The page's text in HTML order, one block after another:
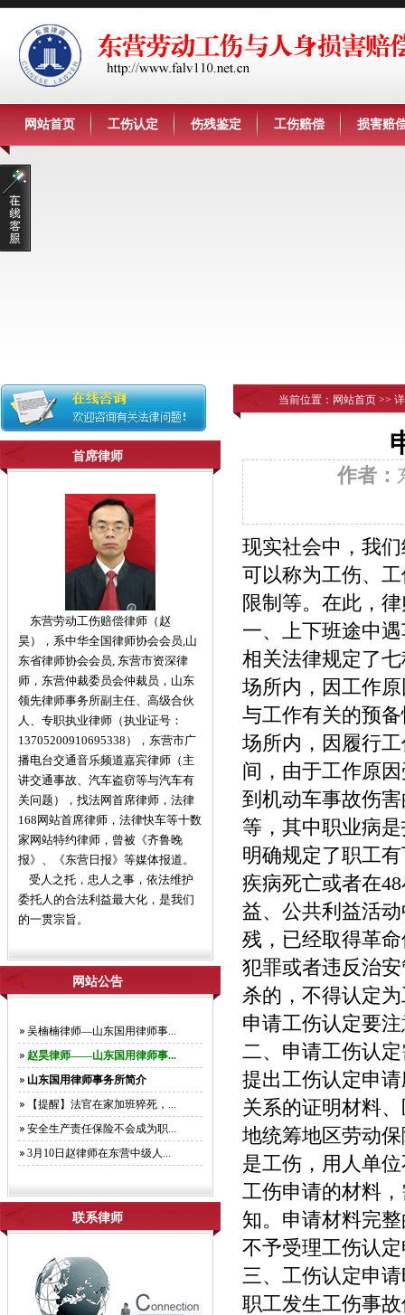
网站首页 工伤认定 伤残鉴定 工伤赔偿 损害赔
首席律师
东营劳动工伤赔偿律师（赵
昊），系中华全国律师协会会员,山
东省律师协会会员, 东营市资深律
师，东营仲裁委员会仲裁员，山东
领先律师事务所副主任、高级合伙
人、专职执业律师（执业证号：
13705200910695338），东营市广
播电台交通音乐频道嘉宾律师（主
讲交通事故、汽车盗窃等与汽车有
关问题），找法网首席律师，法律
168网站首席律师，法律快车等十数
家网站特约律师，曾被《齐鲁晚
报》、《东营日报》等媒体报道。
受人之托，忠人之事，依法维护
委托人的合法利益最大化，是我们
的一贯宗旨。
网站公告
吴楠楠律师—山东国用律师事...
赵昊律师——山东国用律师事...
山东国用律师事务所简介
【提醒】法官在家加班猝死，...
安全生产责任保险不会成为职...
3月10日赵律师在东营中级人...
联系律师
当前位置： 网站首页 >>
作者：
现实社会中，我
可以称为工伤、
限制等。在此，
一、上下班途
相关法律规定了
场所内，因工作
与工作有关的预
场所内，因履行
间，由于工作原
到机动车事故伤
等，其中职业病
明确规定了职工
疾病死亡或者在
益、公共利益活
残，已经取得革
犯罪或者违反治
杀的，不得认定
申请工伤认定要
二、申请工伤
提出工伤认定申
关系的证明材料
地统筹地区劳动
是工伤，用人单
工伤申请的材料
知。申请材料完
不予受理工伤认
三、工伤认定
职工发生工伤事